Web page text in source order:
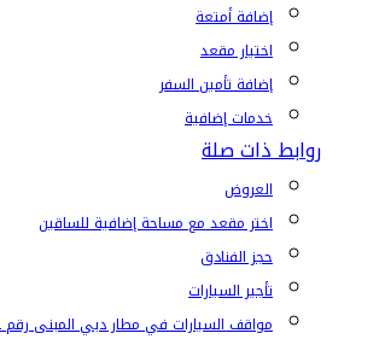
إضافة أمتعة
اختيار مقعد
إضافة تأمين السفر
خدمات إضافية
روابط ذات صلة
العروض
اختر مقعد مع مساحة إضافية للساقين
حجز الفنادق
تأجير السيارات
مواقف السيارات في مطار دبي المبنى رقم 2